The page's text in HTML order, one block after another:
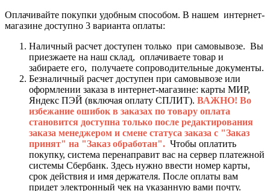
Оплачивайте покупки удобным способом. В нашем интернет-
магазине доступно 3 варианта оплаты:
Наличный расчет доступен только при самовывозе. Вы
приезжаете на наш склад, оплачиваете товар и
забираете его, получаете сопроводительные документы.
Безналичный расчет доступен при самовывозе или
оформлении заказа в интернет-магазине: карты МИР,
Яндекс ПЭЙ (включая оплату СПЛИТ). ВАЖНО! Во
избежание ошибок в заказах по товару оплата
становится доступна только после редактирования
заказа менеджером и смене статуса заказа с "Заказ
принят" на "Заказ обработан". Чтобы оплатить
покупку, система перенаправит вас на сервер платежной
системы Сбербанк. Здесь нужно ввести номер карты,
срок действия и имя держателя. После оплаты вам
придет электронный чек на указанную вами почту.